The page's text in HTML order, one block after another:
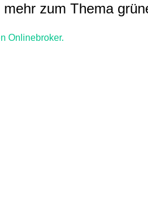
zum Thema
Onlinebroker.